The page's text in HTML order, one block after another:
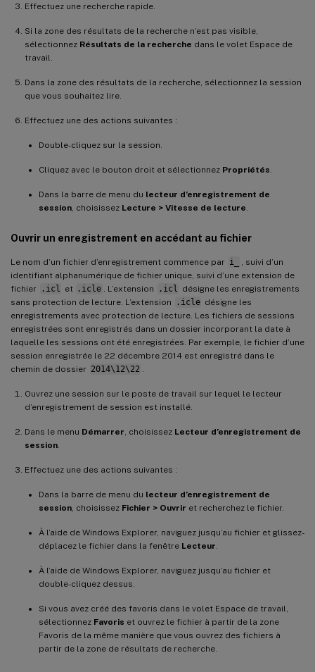
Effectuez une recherche rapide.
Si la zone des résultats de la recherche n’est pas visible,
sélectionnez Résultats de la recherche dans le volet Espace de
travail.
Dans la zone des résultats de la recherche, sélectionnez la session
que vous souhaitez lire.
Effectuez une des actions suivantes :
Double-cliquez sur la session.
Cliquez avec le bouton droit et sélectionnez Propriétés
Dans la barre de menu du lecteur d’enregistrement de
session , choisissez Lecture > Vitesse de lecture
Ouvrir un enregistrement en accédant au fichier
Le nom d’un fichier d’enregistrement commence par i_
, suivi d’un
identifiant alphanumérique de fichier unique, suivi d’une extension de
fichier
.icl et .icle . L’extension .icl
désigne les enregistrements
sans protection de lecture. L’extension
.icle désigne les
enregistrements avec protection de lecture. Les fichiers de sessions
enregistrées sont enregistrés dans un dossier incorporant la date à
laquelle les sessions ont été enregistrées. Par exemple, le fichier d’une
session enregistrée le 22 décembre 2014 est enregistré dans le
chemin de dossier 2014\12\22
Ouvrez une session sur le poste de travail sur lequel le lecteur
d’enregistrement de session est installé.
Dans le menu Démarrer , choisissez Lecteur d’enregistrement de
session
Effectuez une des actions suivantes :
Dans la barre de menu du lecteur d’enregistrement de
session , choisissez Fichier > Ouvrir et recherchez le fichier.
À l’aide de Windows Explorer, naviguez jusqu’au fichier et glissez-
déplacez le fichier dans la fenêtre Lecteur
À l’aide de Windows Explorer, naviguez jusqu’au fichier et
double-cliquez dessus.
Si vous avez créé des favoris dans le volet Espace de travail,
sélectionnez Favoris et ouvrez le fichier à partir de la zone
Favoris de la même manière que vous ouvrez des fichiers à
partir de la zone de résultats de recherche.